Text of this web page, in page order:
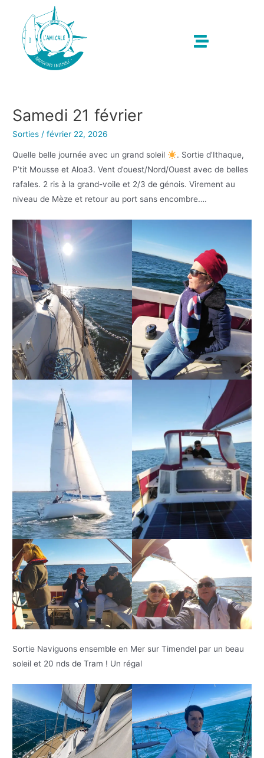
Samedi 21 février
Sorties /février 22, 2026
Quelle belle journée avec un grand soleil
. Sortie d’Ithaque,
P’tit Mousse et Aloa3. Vent d’ouest/Nord/Ouest avec de belles
rafales. 2 ris à la grand-voile et 2/3 de génois. Virement au
niveau de Mèze et retour au port sans encombre….
Sortie Naviguons ensemble en Mer sur Timendel par un beau
soleil et 20 nds de Tram ! Un régal